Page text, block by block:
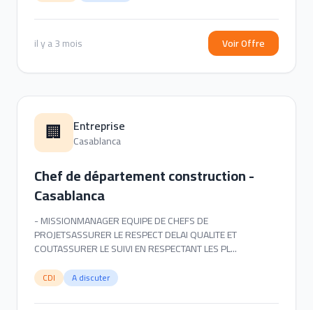
il y a 3 mois Voir Offre
🏢 Entreprise
Casablanca
Chef de département construction -
Casablanca
- MISSIONMANAGER EQUIPE DE CHEFS DE
PROJETSASSURER LE RESPECT DELAI QUALITE ET
COUTASSURER LE SUIVI EN RESPECTANT LES PL...
CDI A discuter